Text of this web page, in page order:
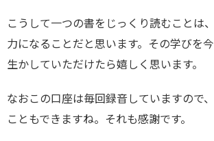
こうして一つの書をじっくり読むことは
力になることだと思います。その学びを
生かしていただけたら嬉しく思います。
なおこの口座は毎回録音していますので
こともできますね。それも感謝です。